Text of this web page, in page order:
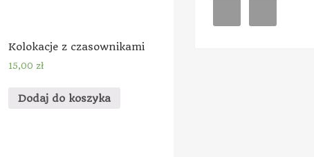
Kolokacje z czasownikami
15,00 zł
Dodaj do koszyka